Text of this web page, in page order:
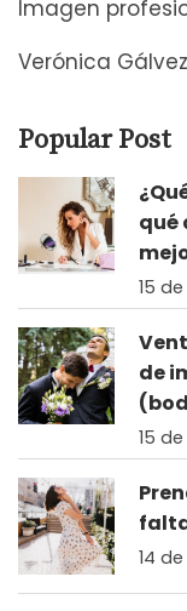
Imagen
Verónica Gálvez
Popular Post
qué
15
de
15
14